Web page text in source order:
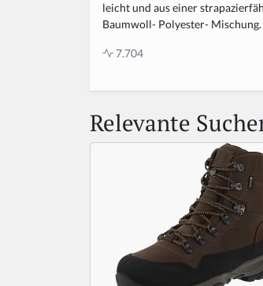
leicht und aus einer
Baumwoll- Polyester- Mischung.
7.704
Relevante